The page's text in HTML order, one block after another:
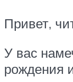
Привет,
У вас
рождения